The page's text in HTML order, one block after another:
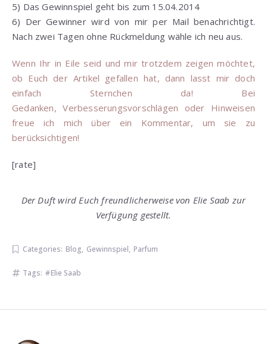
5) Das Gewinnspiel geht bis zum 15.04.2014
6) Der Gewinner wird von mir per Mail benachrichtigt.
Nach zwei Tagen ohne Rückmeldung wähle ich neu aus.
Wenn Ihr in Eile seid und mir trotzdem zeigen möchtet,
ob Euch der Artikel gefallen hat, dann lasst mir doch
einfach Sternchen da! Bei
Gedanken, Verbesserungsvorschlägen oder Hinweisen
freue ich mich über ein Kommentar, um sie zu
berücksichtigen!
[rate]
Der Duft wird Euch freundlicherweise von Elie Saab zur
Verfügung gestellt.
Categories: Blog, Gewinnspiel, Parfum
Tags: Elie Saab